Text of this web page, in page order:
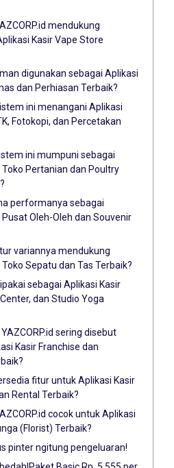
mendukung
Kasir Vape Store
digunakan sebagai Aplikasi
dan Perhiasan Terbaik?
ini menangani Aplikasi
Fotokopi, dan Percetakan
ini mumpuni sebagai
Toko Pertanian dan Poultry
performanya sebagai
Oleh-Oleh dan Souvenir
variannya mendukung
Sepatu dan Tas Terbaik?
sebagai Aplikasi Kasir
dan Studio Yoga
sering disebut
Kasir Franchise dan
fitur untuk Aplikasi Kasir
Rental Terbaik?
cocok untuk Aplikasi
(Florist) Terbaik?
pinter ngitung pengeluaran!